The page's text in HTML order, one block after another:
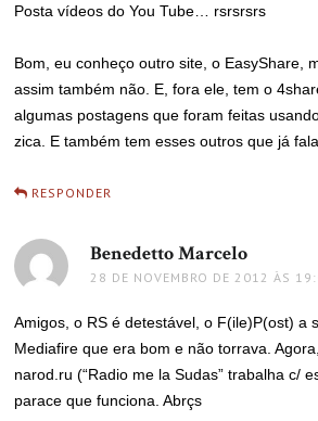
Posta vídeos do You Tube… rsrsrsrs
Bom, eu conheço outro site, o EasyShare,
assim também não. E, fora ele, tem o
algumas postagens que foram feitas
zica. E também tem esses outros que já
RESPONDER
Benedetto Marcelo
28 DE NOVEMBRO DE 2012 ÀS
Amigos, o RS é detestável, o F(ile)P(ost) a
Mediafire que era bom e não torrava.
narod.ru (“Radio me la Sudas” trabalha c/
parace que funciona. Abrçs